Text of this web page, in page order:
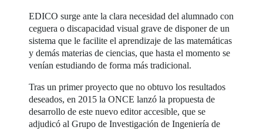
EDICO surge ante la clara necesidad del alumnado con
ceguera o discapacidad visual grave de disponer de un
sistema que le facilite el aprendizaje de las matemáticas
y demás materias de ciencias, que hasta el momento se
venían estudiando de forma más tradicional.
Tras un primer proyecto que no obtuvo los resultados
deseados, en 2015 la ONCE lanzó la propuesta de
desarrollo de este nuevo editor accesible, que se
adjudicó al Grupo de Investigación de Ingeniería de